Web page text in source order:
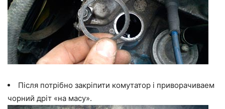
Після потрібно закріпити комутатор і приворачиваем
чорний дріт «на масу».